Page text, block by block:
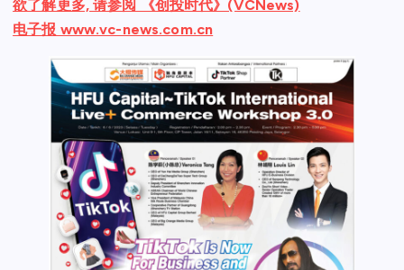
欲了解更多, 请参阅 《创投时代》(VCNews)
电子报 www.vc-news.com.cn